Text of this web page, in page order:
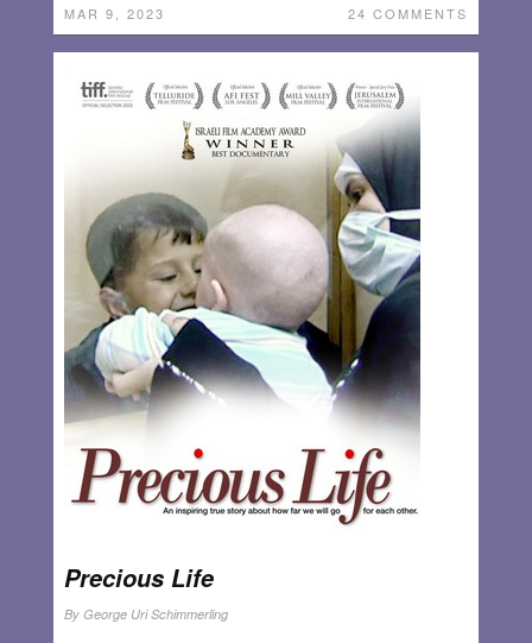
MAR 9, 2023 24 COMMENTS
Precious Life
By George Uri Schimmerling